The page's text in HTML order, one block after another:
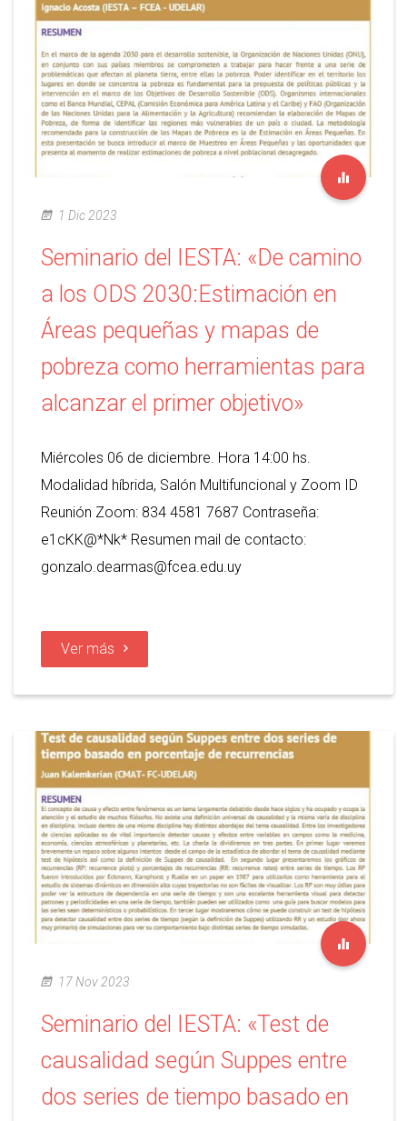
1 Dic 2023
Seminario del IESTA: «De camino
a los ODS 2030:Estimación en
Áreas pequeñas y mapas de
pobreza como herramientas para
alcanzar el primer objetivo»
Miércoles 06 de diciembre. Hora 14:00 hs.
Modalidad híbrida, Salón Multifuncional y Zoom ID
Reunión Zoom: 834 4581 7687 Contraseña:
e1cKK@*Nk* Resumen mail de contacto:
gonzalo.dearmas@fcea.edu.uy
Ver más
17 Nov 2023
Seminario del IESTA: «Test de
causalidad según Suppes entre
dos series de tiempo basado en